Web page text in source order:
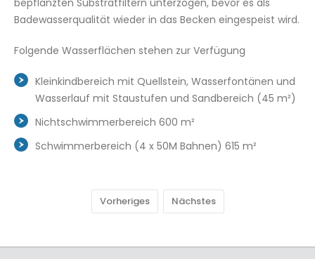
bepflanzten Substratfiltern unterzogen, bevor es als
Badewasserqualität wieder in das Becken eingespeist wird.
Folgende Wasserflächen stehen zur Verfügung
Kleinkindbereich mit Quellstein, Wasserfontänen und
Wasserlauf mit Staustufen und Sandbereich (45 m²)
Nichtschwimmerbereich 600 m²
Schwimmerbereich (4 x 50M Bahnen) 615 m²
Vorheriges Nächstes